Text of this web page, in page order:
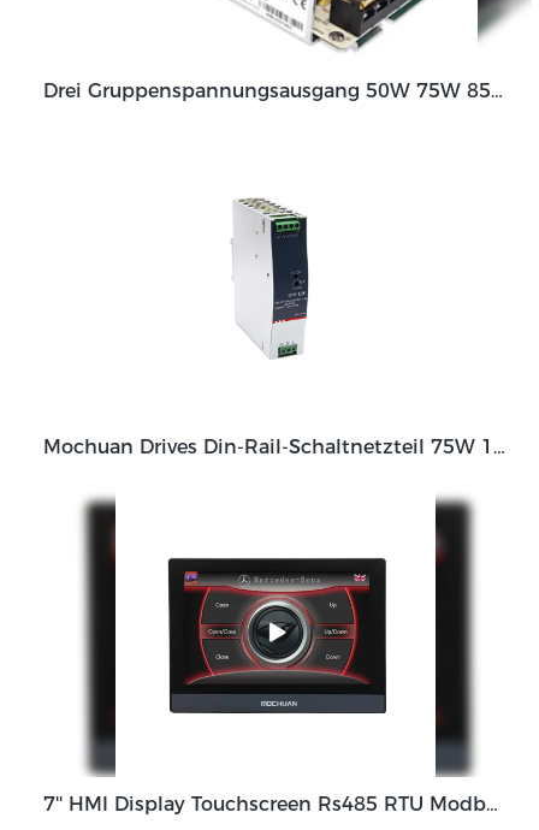
Drei Gruppenspannungsausgang 50W 75W 85W 130W Ausgangsschaltnetzteil
Mochuan Drives Din-Rail-Schaltnetzteil 75W 120W 150W 240W 480W mit 12V 24V 48V Ausgangsstromversorgung
7'' HMI Display Touchscreen Rs485 RTU Modbus HMI Panel Mc-H070